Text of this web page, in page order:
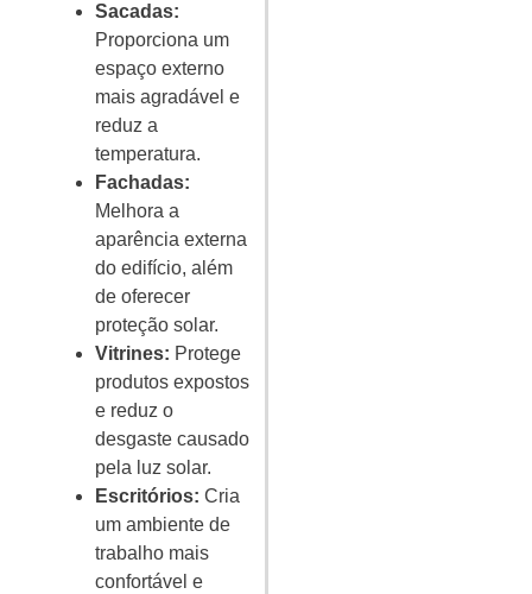
Sacadas:
Proporciona um
espaço externo
mais agradável e
reduz a
temperatura.
Fachadas:
Melhora a
aparência externa
do edifício, além
de oferecer
proteção solar.
Vitrines: Protege
produtos expostos
e reduz o
desgaste causado
pela luz solar.
Escritórios: Cria
um ambiente de
trabalho mais
confortável e